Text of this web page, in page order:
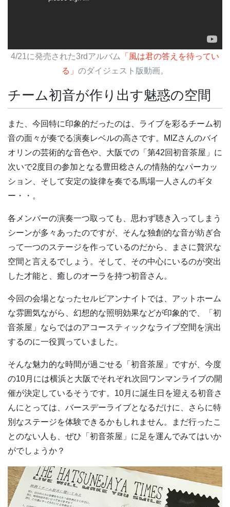
4/21に発売された3rdアルバム
「風は君の答えを待ってい
る」 のダイジェスト版動画。
チーム初音が作り出す魅惑の空間
また、今回特に印象的だったのは、ライブを彩るチーム初
音の面々が奏でる演奏レベルの高さです。MIZさんのバイ
オリンの芸術的な音色や、大阪での「第42回初音茶屋」に
次いで2度目の参加となる豊田稔さんの情熱的なパーカッ
ション、そして安定の旋律を奏でる馬場一人さんのギタ
ー・・。
各メンバーの演奏一つ取っても、思わず聴き入ってしまう
シーンが多々あったのですが、そんな独創的な音が紡ぎ合
って一つのステージを作っているのだから、まさに贅沢な
空間と言えるでしょう。そして、その中心にいるのが突出
した才能と、癒しのオーラを持つ初音さん。
今回の会場となったセルビアンナイトでは、アットホーム
な雰囲気ながら、幻想的な照明効果などが印象的で、「初
音茶屋」ならではのアコースティックなライブ空間を演出
するのに一役買っていました。
そんな魅力的な時間が過ごせる「初音茶屋」ですが、今度
の10月には横浜と大阪でそれぞれ次回ワンマンライブの開
催が決定しているそうです。10月に誕生日を迎える初音さ
んにとっては、バースデーライブとなるだけに、さらに特
別なステージを体験できるかもしれません。まだ行ったこ
とのない人も、ぜひ「初音茶屋」に足を運んでみてはいか
がでしょうか？